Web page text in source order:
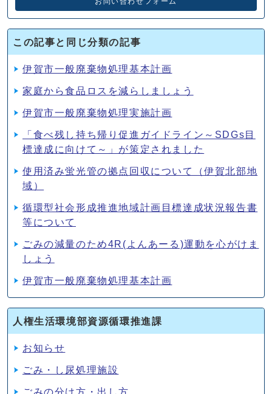
この記事と同じ分類の記事
伊賀市一般廃棄物処理基本計画
家庭から食品ロスを減らしましょう
伊賀市一般廃棄物処理実施計画
「食べ残し持ち帰り促進ガイドライン～SDGs目
標達成に向けて～」が策定されました
使用済み蛍光管の拠点回収について（伊賀北部地
域）
循環型社会形成推進地域計画目標達成状況報告書
等について
ごみの減量のため4R(よんあーる)運動を心がけま
しょう
伊賀市一般廃棄物処理基本計画
人権生活環境部資源循環推進課
お知らせ
ごみ・し尿処理施設
ごみの分け方・出し方